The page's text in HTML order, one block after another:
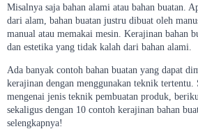
Misalnya saja bahan alami atau bahan buatan.
dari alam, bahan buatan justru dibuat oleh
manual atau memakai mesin. Kerajinan bahan
dan estetika yang tidak kalah dari bahan alami.
Ada banyak contoh bahan buatan yang dapat
kerajinan dengan menggunakan teknik tertentu.
mengenai jenis teknik pembuatan produk,
sekaligus dengan 10 contoh kerajinan bahan
selengkapnya!